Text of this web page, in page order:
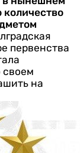
первенства
своем
на